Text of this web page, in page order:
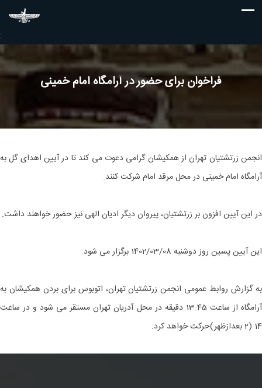
;
فراخوان برای حضور در آرامگاه امام خمینی
انجمن زرتشتیان تهران از همکیشان گرامی دعوت می کند تا در آیین اهدای گل به
آرامگاه امام خمینی در محل مرقد امام شرکت کنند.
در این آیین افزون بر زرتشتیان، پیروان دیگر ادیان الهی نیز حضور خواهند داشت.
این آیین پسین روز دوشنبه 1402/03/08 برگزار می شود.
به گزارش روابط عمومی انجمن زرتشتیان تهران، اتوبوس برای بردن همکیشان به
آرامگاه از ساعت 13:45 دقیقه در محل آدریان تهران مستقر می شود و در ساعت
14 (2 بعدازظهر)حرکت خواهد کرد.